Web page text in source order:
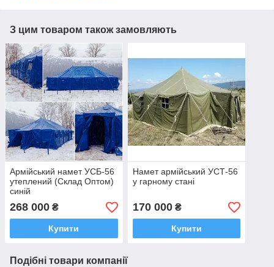
З цим товаром також замовляють
Армійський намет УСБ-56
утеплений (Склад Оптом)
синій
268 000 ₴
Купити
Намет армійський УСТ-56
у гарному стані
170 000₴
Купити
Подібні товари компанії